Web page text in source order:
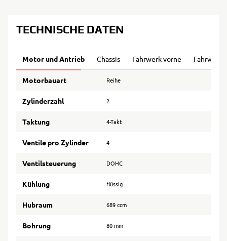
TECHNISCHE DATEN
Motor und Antrieb Chassis Fahrwerk vorne Fahrwerk
Motorbauart Reihe
Zylinderzahl 2
Taktung 4-Takt
Ventile pro Zylinder 4
Ventilsteuerung DOHC
Kühlung flüssig
Hubraum 689 ccm
Bohrung 80 mm